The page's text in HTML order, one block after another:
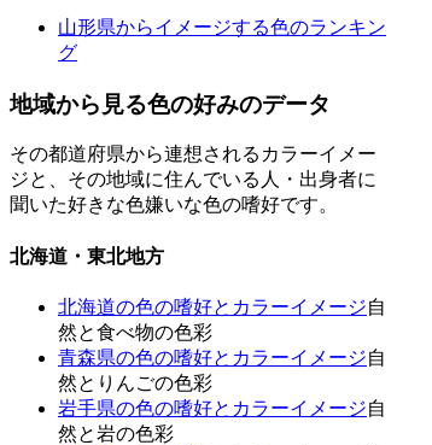
山形県からイメージする色のランキン
グ
地域から見る色の好みのデータ
その都道府県から連想されるカラーイメー
ジと、その地域に住んでいる人・出身者に
聞いた好きな色嫌いな色の嗜好です。
北海道・東北地方
北海道の色の嗜好とカラーイメージ自
然と食べ物の色彩
青森県の色の嗜好とカラーイメージ自
然とりんごの色彩
岩手県の色の嗜好とカラーイメージ自
然と岩の色彩